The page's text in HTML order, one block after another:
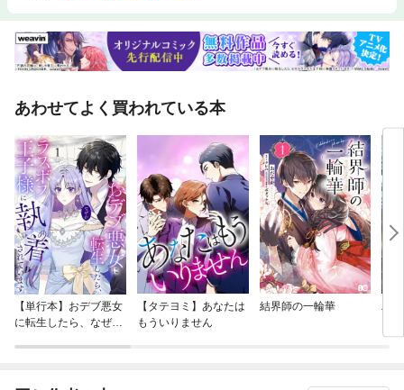
あわせてよく買われている本
【単行本】おデブ悪女
に転生したら、なぜか
【タテヨミ】あなたは
もういりません
結界師の一輪華
バ
今